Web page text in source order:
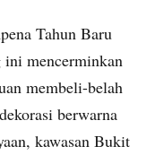
Tahun Baru
mencerminkan
membeli-belah
berwarna
kawasan Bukit